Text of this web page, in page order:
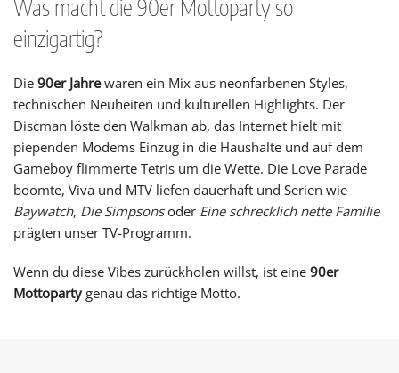
Was macht die 90er Mottoparty so
einzigartig?
Die 90er Jahrewaren ein Mix aus neonfarbenen Styles,
technischen Neuheiten und kulturellen Highlights. Der
Discman löste den Walkman ab, das Internet hielt mit
piependen Modems Einzug in die Haushalte und auf dem
Gameboy flimmerte Tetris um die Wette. Die Love Parade
boomte, Viva und MTV liefen dauerhaft und Serien wie
Baywatch, Die Simpsonsoder Eine schrecklich nette Familie
prägten unser TV-Programm.
Wenn du diese Vibes zurückholen willst, ist eine 90er
Mottoparty genau das richtige Motto.